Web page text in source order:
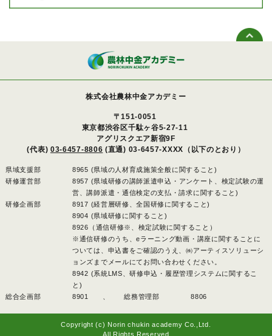
株式会社農林中金アカデミー
〒151-0051
東京都渋谷区千駄ヶ谷5-27-11
アグリスクエア新宿9F
(代表) 03-6457-8806 (直通) 03-6457-XXXX（以下のとおり）
県域支援部
8965 (県域の人材育成施策全般に関すること)
研修運営部
8957 (県域研修の講師派遣申込・アンケート、検定試験の運
営、講師派遣・通信検定の支払・請求に関すること)
研修企画部
8917 (経営層研修、全国研修に関すること)
8904 (県域研修に関すること)
8926（通信研修※、検定試験に関すること）
※通信研修のうち、eラーニング動画・講座に関することに
ついては、申込書をご確認のうえ、㈱アーティスソリューシ
ョンズまでメールにてお問い合わせください。
8942 (系統LMS、研修申込・履歴管理システムに関するこ
と)
総合企画部
8901 、総務管理部 8806
Copyright (c) Norin chukin academy Co.,Ltd.
All Rights Reserved